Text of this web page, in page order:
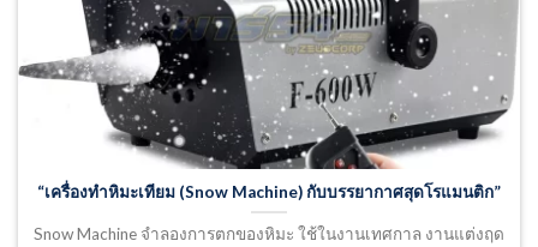
“เครื่องทำหิมะเทียม (Snow Machine) กับบรรยากาศสุดโรแมนติก”
Snow Machine จำลองการตกของหิมะ ใช้ในงานเทศกาล งานแต่งฤด